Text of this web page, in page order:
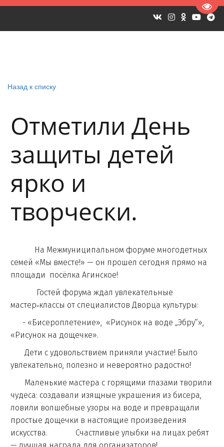
Назад к списку
Отметили День
защиты детей
ярко и
творчески.
На Межмуниципальном форуме многодетных
семей «Мы вместе!» — он прошел сегодня прямо на
площади посёлка Агинское!
Гостей форума ждал увлекательные
мастер‑классы от специалистов Дворца культуры:
- «Бисероплетение», «Рисунок на воде „Эбру“»,
«Рисунок на дощечке».
Дети с удовольствием приняли участие! Было
увлекательно, полезно и невероятно радостно!
Маленькие мастера с горящими глазами творили
чудеса: создавали изящные украшения из бисера,
ловили волшебные узоры на воде и превращали
простые дощечки в настоящие произведения
искусства. Счастливые улыбки на лицах ребят